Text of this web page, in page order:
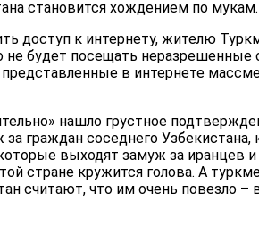
становится хождением по мукам.
доступ к интернету, жителю
будет посещать неразрешенные
в интернете
нашло грустное
граждан соседнего Узбекистана,
выходят замуж за иранцев
стране кружится голова. А
считают, что им очень повезло –